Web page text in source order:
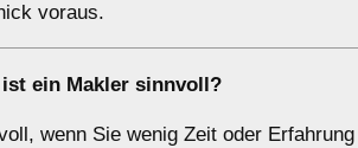
voraus.
ist ein Makler sinnvoll?
wenn Sie wenig Zeit oder